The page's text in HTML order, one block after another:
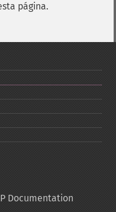
página.
Documentation